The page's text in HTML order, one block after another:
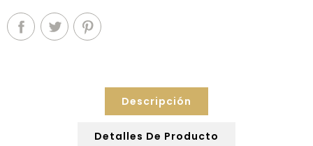
Descripción
Detalles De Producto